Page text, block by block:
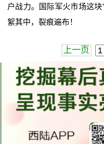
户战力。国际军火市场这
絮其中，裂痕遍布！
上一页